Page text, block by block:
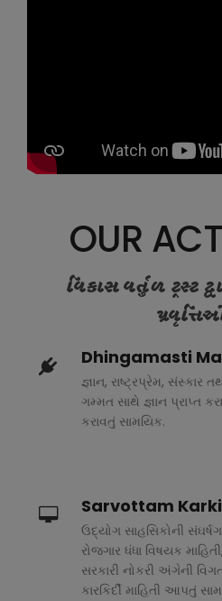
OUR
વિકાસ વર્તુળ ટ્રસ્ટ
Dhingamasti
જ્ઞાન, રાષ્ટ્રપ્રેમ, સંસ્કાર
ગમ્મત સાથે જ્ઞાન પ્રાપ્ત
કરાવતું સામયિક.
Sarvottam
ઉદ્યોગ સાહસિકોની
રોજગાર ધંધા વિષયક
સરકારી નોકરી અંગેની
કારકિર્દી માહિતી આપતું